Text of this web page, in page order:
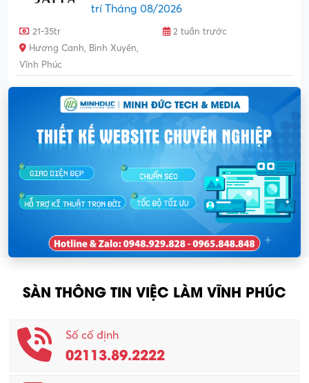
trí Tháng 08/2026
21-35tr
2 tuần trước
Hương Canh, Bình Xuyên,
Vĩnh Phúc
SÀN THÔNG TIN VIỆC LÀM VĨNH PHÚC
Số cố định
02113.89.2222